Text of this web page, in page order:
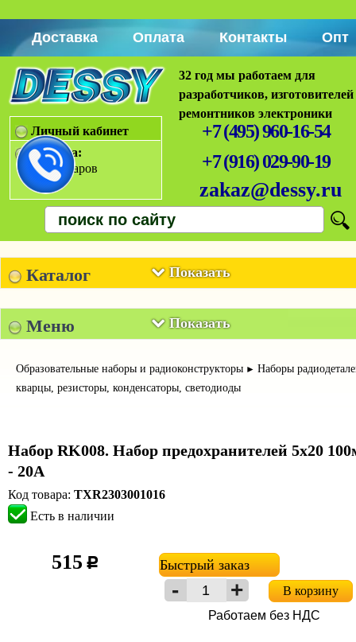
Доставка Оплата Контакты Опт
32 год мы работаем для
разработчиков,
ремонтников электроники
+7 (495) 960-16-54
+7 (916) 029-90-19
zakaz@dessy.ru
Личный кабинет
Корзина:
Нет товаров
Показать
Каталог
Показать
Меню
Образовательные наборы и радиоконструкторы ► Наборы
кварцы, резисторы, конденсаторы, светодиоды
Набор RK008. Набор предохранителей 5х20
- 20А
Код товара: TXR2303001016
Есть в наличии
515 c Быстрый заказ
В корзину
Работаем без НДС